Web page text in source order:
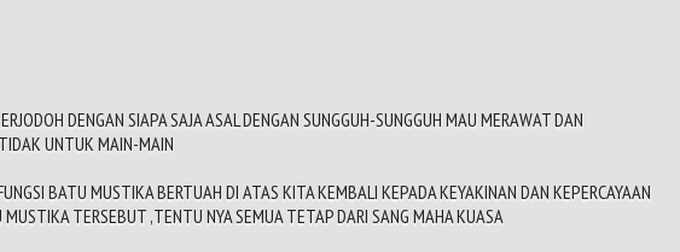
DENGAN SIAPA SAJA ASAL DENGAN SUNGGUH-SUNGGUH MAU MERAWAT DAN
UNTUK MAIN-MAIN
BATU MUSTIKA BERTUAH DI ATAS KITA KEMBALI KEPADA KEYAKINAN DAN KEPERCAYAAN
TERSEBUT ,TENTU NYA SEMUA TETAP DARI SANG MAHA KUASA